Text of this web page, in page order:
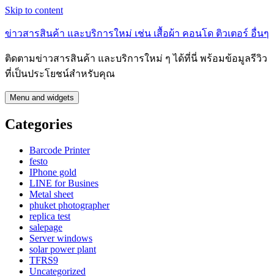
Skip to content
ข่าวสารสินค้า และบริการใหม่ เช่น เสื้อผ้า คอนโด ติวเตอร์ อื่นๆ
ติดตามข่าวสารสินค้า และบริการใหม่ ๆ ได้ที่นี่ พร้อมข้อมูลรีวิว
ที่เป็นประโยชน์สำหรับคุณ
Menu and widgets
Categories
Barcode Printer
festo
IPhone gold
LINE for Busines
Metal sheet
phuket photographer
replica test
salepage
Server windows
solar power plant
TFRS9
Uncategorized